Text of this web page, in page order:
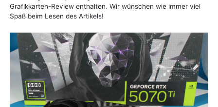
Grafikkarten-Review enthalten. Wir wünschen wie immer viel
Spaß beim Lesen des Artikels!